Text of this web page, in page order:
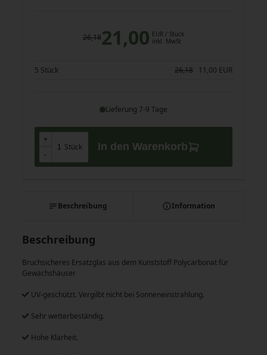
26,1821,00 EUR / Stück
inkl. MwSt
5 Stück 26,18 11,00 EUR
Lieferung 7-9 Tage
+
-
Stück
+
-
In den Warenkorb
Beschreibung Information
Beschreibung
Bruchsicheres Ersatzglas aus dem Kunststoff Polycarbonat für
Gewächshäuser
UV-geschützt. Vergilbt nicht bei Sonneneinstrahlung.
Sehr wetterbeständig.
Hohe Klarheit.